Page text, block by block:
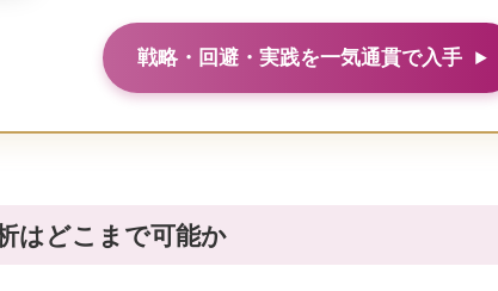
戦略・回避・実践を一気通貫で入手
はどこまで可能か